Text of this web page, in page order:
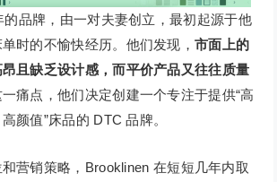
的品牌，由一对夫妻创立，最初起源于他
时的不愉快经历。他们发现，市面上的
且缺乏设计感，而平价产品又往往质量
痛点，他们决定创建一个专注于提供“高
颜值”床品的 DTC 品牌。
营销策略，Brooklinen 在短短几年内取